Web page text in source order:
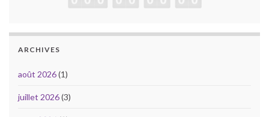
ARCHIVES
août 2026(1)
juillet 2026(3)